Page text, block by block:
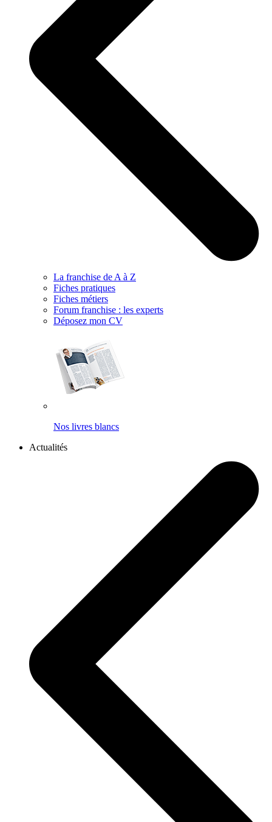
La franchise de A à Z
Fiches pratiques
Fiches métiers
Forum franchise : les experts
Déposez mon CV
Nos livres blancs
Actualités